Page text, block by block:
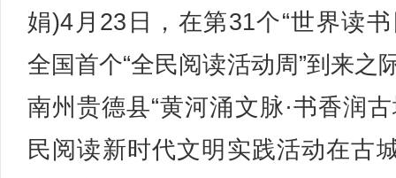
娟)4月23日，在第31个“世界读书
全国首个“全民阅读活动周”到来之
南州贵德县“黄河涌文脉·书香润古
民阅读新时代文明实践活动在古